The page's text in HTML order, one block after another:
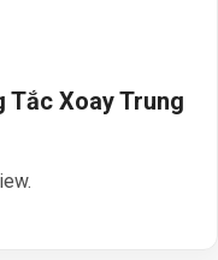
Tắc Xoay Trung